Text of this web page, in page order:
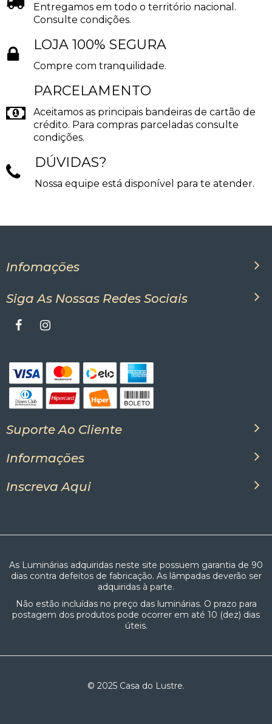
Entregamos em todo o território nacional.
Consulte condições.
LOJA 100% SEGURA
Compre com tranquilidade.
PARCELAMENTO
Aceitamos as principais bandeiras de cartão de
crédito. Para compras parceladas consulte
condições.
DÚVIDAS?
Nossa equipe está disponível para te atender.
Infomações
Siga As Nossas Redes Sociais
Suporte Ao Cliente
Informações
Inscreva Aqui
As Luminárias adquiridas neste site possuem garantia de 90
dias contra defeitos de fabricação. As lâmpadas deverão ser
adquiridas à parte.
Não estão incluídas no preço das luminárias. O prazo para
postagem dos produtos pode ocorrer em até 10 (dez) dias
úteis.
© 2025 Casa do Lustre.